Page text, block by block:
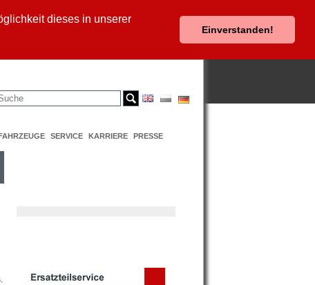
dieses in unserer
Einverstanden!
SERVICE KARRIERE PRESSE